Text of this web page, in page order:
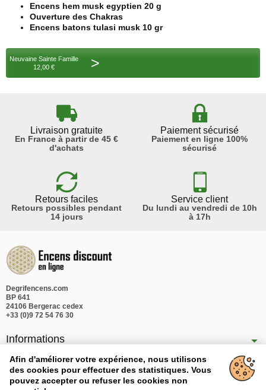
Encens hem musk egyptien 20 g
Ouverture des Chakras
Encens batons tulasi musk 10 gr
Neuvaine Sainte Famille
12,00 €
>
Livraison gratuite
En France à partir de 45 €
d'achats
Paiement sécurisé
Paiement en ligne 100%
sécurisé
Retours faciles
Retours possibles pendant
14 jours
Service client
Du lundi au vendredi de 10h
à 17h
Degrifencens.com
BP 641
24106 Bergerac cedex
+33 (0)9 72 54 76 30
Informations
Nos produits
Notre société
Afin d'améliorer votre expérience, nous utilisons
des cookies pour effectuer des statistiques. Vous
pouvez accepter ou refuser les cookies non